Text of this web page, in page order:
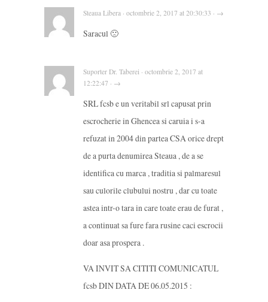
Steaua Libera · octombrie 2, 2017 at 20:30:33 · →
Saracul 🙁
Suporter Dr. Taberei · octombrie 2, 2017 at
12:22:47 · →
SRL fcsb e un veritabil srl capusat prin
escrocherie in Ghencea si caruia i s-a
refuzat in 2004 din partea CSA orice drept
de a purta denumirea Steaua , de a se
identifica cu marca , traditia si palmaresul
sau culorile clubului nostru , dar cu toate
astea intr-o tara in care toate erau de furat ,
a continuat sa fure fara rusine caci escrocii
doar asa prospera .
VA INVIT SA CITITI COMUNICATUL
fcsb DIN DATA DE 06.05.2015 :